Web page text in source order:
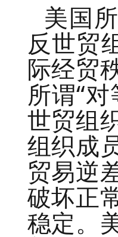
美国
反世贸
际经贸
所谓“
世贸组
组织成
贸易逆
破坏正
稳定。